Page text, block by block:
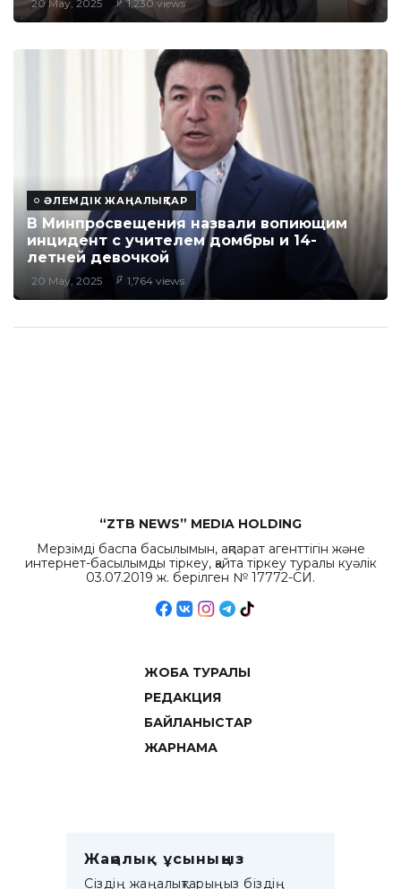
20 May, 2025 1,230 views
ӘЛЕМДІК ЖАҢАЛЫҚТАР
В Минпросвещения назвали вопиющим
инцидент с учителем домбры и 14-
летней девочкой
20 May, 2025 1,764 views
“ZTB NEWS” MEDIA HOLDING
Мерзімді баспа басылымын, ақпарат агенттігін және
интернет-басылымды тіркеу, қайта тіркеу туралы куәлік
03.07.2019 ж. берілген № 17772-СИ.
ЖОБА ТУРАЛЫ
РЕДАКЦИЯ
БАЙЛАНЫСТАР
ЖАРНАМА
Жаңалық ұсыныңыз
Сіздің жаңалықтарыңыз біздің